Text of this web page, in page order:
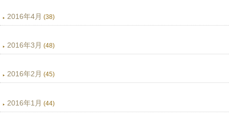
2016年4月 (38)
2016年3月 (48)
2016年2月 (45)
2016年1月 (44)